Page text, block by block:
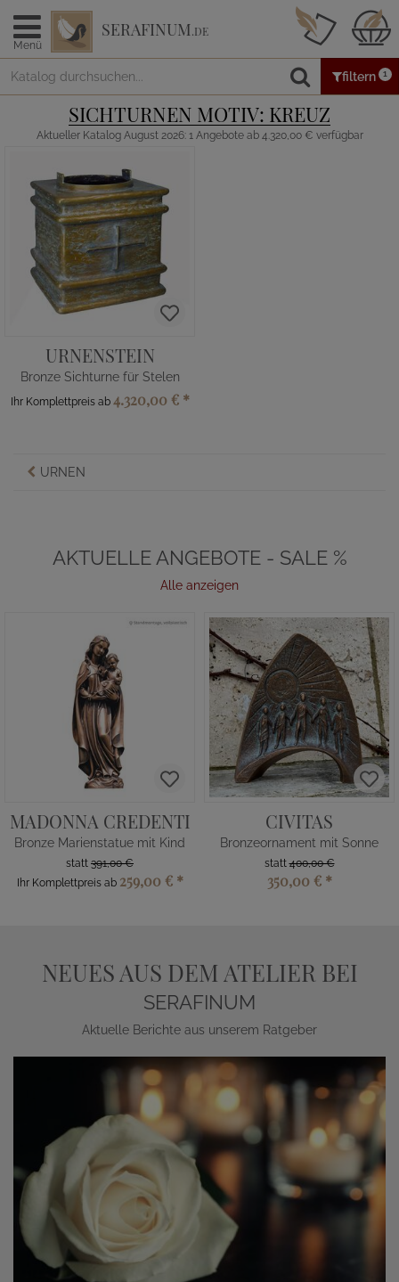
Menü
SERAFINUM.DE
filtern 1
SICHTURNEN MOTIV: KREUZ
Aktueller Katalog August 2026: 1 Angebote ab 4.320,00 € verfügbar
URNENSTEIN
Bronze Sichturne für Stelen
Ihr Komplettpreis ab 4.320,00 € *
URNEN
AKTUELLE ANGEBOTE - SALE %
Alle anzeigen
MADONNA CREDENTI
Bronze Marienstatue mit Kind
statt 391,00 €
Ihr Komplettpreis ab 259,00 € *
CIVITAS
Bronzeornament mit Sonne
statt400,00 €
350,00 € *
NEUES AUS DEM ATELIER BEI
SERAFINUM
Aktuelle Berichte aus unserem Ratgeber